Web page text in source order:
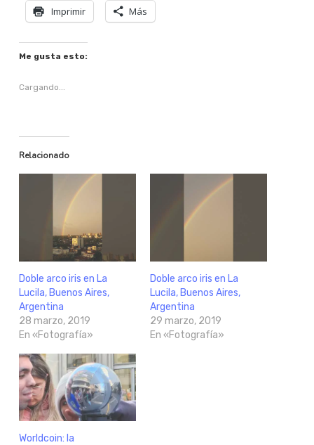
Imprimir Más
Me gusta esto:
Cargando...
Relacionado
Doble arco iris en La
Lucila, Buenos Aires,
Argentina
28 marzo, 2019
En «Fotografía»
Doble arco iris en La
Lucila, Buenos Aires,
Argentina
29 marzo, 2019
En «Fotografía»
Worldcoin: la